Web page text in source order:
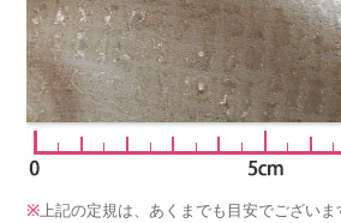
※上記の定規は、あくまでも目安でございま